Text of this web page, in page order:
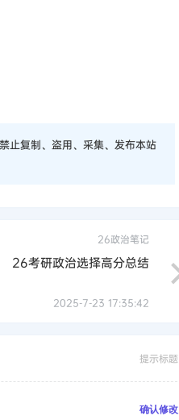
止复制、盗用、采集、发布本站
26政治笔记
26考研政治选择高分总结
2025-7-23 17:35:42
提示标题
确认修改